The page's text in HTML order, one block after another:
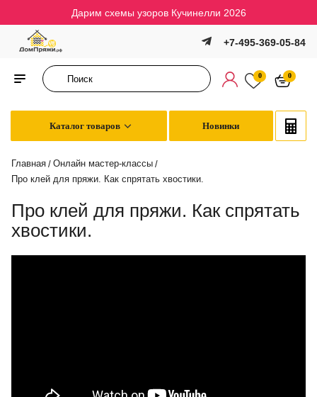
Дарим схемы узоров Кучинелли 2026
+7-495-369-05-84
0 0
Каталог товаров Новинки
Главная / Онлайн мастер-классы /
Про клей для пряжи. Как спрятать хвостики.
Про клей для пряжи. Как спрятать
хвостики.